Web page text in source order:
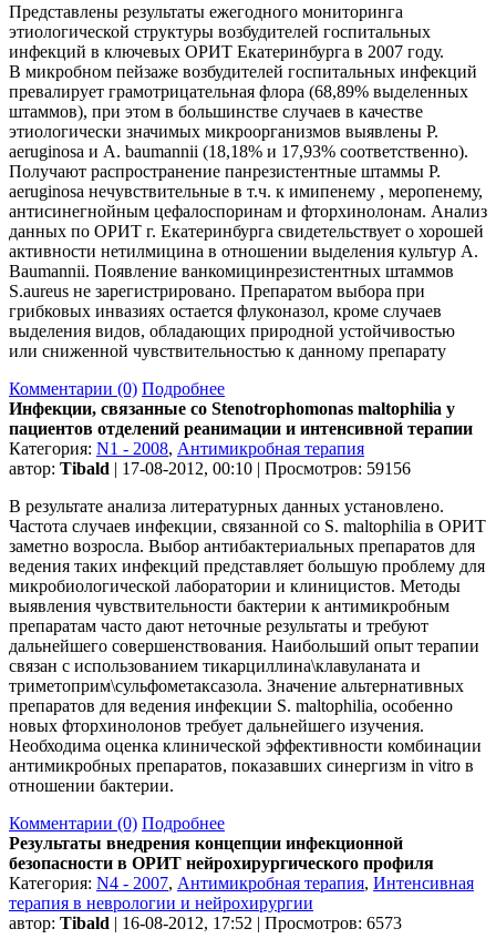
Представлены результаты ежегодного мониторинга
этиологической структуры возбудителей госпитальных
инфекций в ключевых ОРИТ Екатеринбурга в 2007 году.
В микробном пейзаже возбудителей госпитальных инфекций
превалирует грамотрицательная флора (68,89% выделенных
штаммов), при этом в большинстве случаев в качестве
этиологически значимых микроорганизмов выявлены P.
aeruginosa и A. baumannii (18,18% и 17,93% соответственно).
Получают распространение панрезистентные штаммы P.
aeruginosa нечувствительные в т.ч. к имипенему , меропенему,
антисинегнойным цефалоспоринам и фторхинолонам. Анализ
данных по ОРИТ г. Екатеринбурга свидетельствует о хорошей
активности нетилмицина в отношении выделения культур A.
Baumannii. Появление ванкомицинрезистентных штаммов
S.aureus не зарегистрировано. Препаратом выбора при
грибковых инвазиях остается флуконазол, кроме случаев
выделения видов, обладающих природной устойчивостью
или сниженной чувствительностью к данному препарату
Комментарии (0) Подробнее
Инфекции, связанные со Stenotrophomonas maltophilia у
пациентов отделений реанимации и интенсивной терапии
Категория: N1 - 2008, Антимикробная терапия
автор: Tibald | 17-08-2012, 00:10 | Просмотров: 59156
В результате анализа литературных данных установлено.
Частота случаев инфекции, связанной со S. maltophilia в ОРИТ
заметно возросла. Выбор антибактериальных препаратов для
ведения таких инфекций представляет большую проблему для
микробиологической лаборатории и клиницистов. Методы
выявления чувствительности бактерии к антимикробным
препаратам часто дают неточные результаты и требуют
дальнейшего совершенствования. Наибольший опыт терапии
связан с использованием тикарциллина\клавуланата и
триметоприм\сульфометаксазола. Значение альтернативных
препаратов для ведения инфекции S. maltophilia, особенно
новых фторхинолонов требует дальнейшего изучения.
Необходима оценка клинической эффективности комбинации
антимикробных препаратов, показавших синергизм in vitro в
отношении бактерии.
Комментарии (0) Подробнее
Результаты внедрения концепции инфекционной
безопасности в ОРИТ нейрохирургического профиля
Категория: N4 - 2007, Антимикробная терапия, Интенсивная
терапия в неврологии и нейрохирургии
автор: Tibald | 16-08-2012, 17:52 | Просмотров: 6573